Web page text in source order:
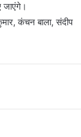
जाएंगे।
कंचन बाला, संदीप